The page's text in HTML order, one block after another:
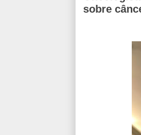
sobre